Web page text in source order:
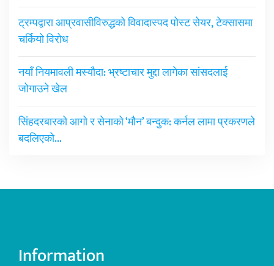
ट्रम्पद्वारा आप्रवासीविरुद्धको विवादास्पद पोस्ट सेयर, टेक्सासमा
चर्कियो विरोध
नयाँ नियमावली मस्यौदा: भ्रष्टाचार मुद्दा लागेका सांसदलाई
जोगाउने खेल
सिंहदरबारको आगो र सेनाको ‘मौन’ बन्दुक: कर्नल लामा प्रकरणले
बदलिएको…
Information